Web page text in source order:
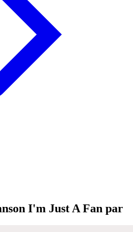
I'm Just A Fan par